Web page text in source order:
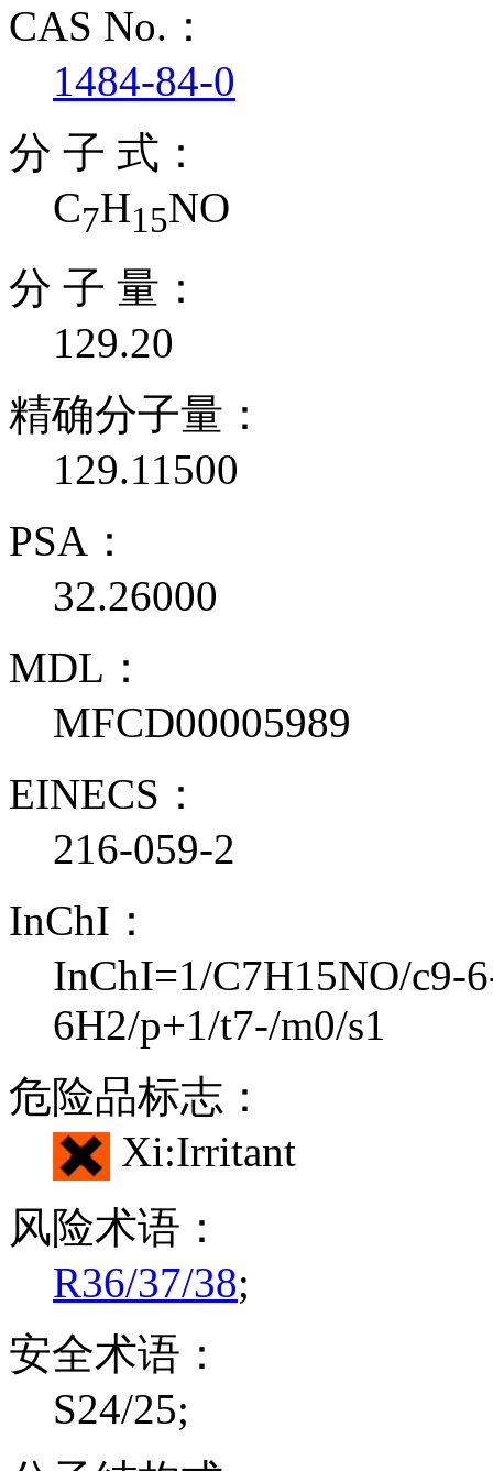
CAS No.：
1484-84-0
分 子 式：
C7H15NO
分 子 量：
129.20
精确分子量：
129.11500
PSA：
32.26000
MDL：
MFCD00005989
EINECS：
216-059-2
InChI：
InChI=1/C7H15NO/c9-
6H2/p+1/t7-/m0/s1
危险品标志：
Xi:Irritant
风险术语：
R36/37/38;
安全术语：
S24/25;